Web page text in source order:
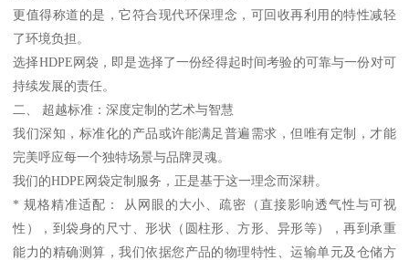
更值得称道的是，它符合现代环保理念，可回收再利用的特性减轻
了环境负担。
选择HDPE网袋，即是选择了一份经得起时间考验的可靠与一份对可
持续发展的责任。
二、 超越标准：深度定制的艺术与智慧
我们深知，标准化的产品或许能满足普遍需求，但唯有定制，才能
完美呼应每一个独特场景与品牌灵魂。
我们的HDPE网袋定制服务，正是基于这一理念而深耕。
* 规格精准适配： 从网眼的大小、疏密（直接影响透气性与可视
性），到袋身的尺寸、形状（圆柱形、方形、异形等），再到承重
能力的精确测算，我们依据您产品的物理特性、运输单元及仓储方